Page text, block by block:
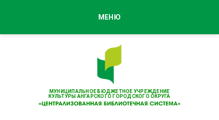
МУНИЦИПАЛЬНОЕ БЮДЖЕТНОЕ УЧРЕЖДЕНИЕ
КУЛЬТУРЫ АНГАРСКОГО ГОРОДСКОГО ОКРУГА
МЕНЮ